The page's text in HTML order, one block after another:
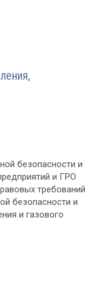
безопасности и
и ГРО
безопасности и
и газового